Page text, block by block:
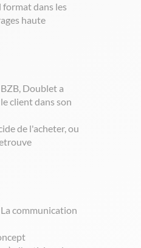
dans les
haute
Doublet a
client dans son
de l'acheter, ou
communication